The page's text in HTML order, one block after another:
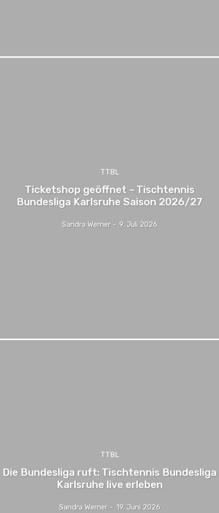
TTBL
Ticketshop geöffnet – Tischtennis
Bundesliga Karlsruhe Saison 2026/27
Sandra Werner - 9. Juli 2026
TTBL
Die Bundesliga ruft: Tischtennis Bundesliga
Karlsruhe live erleben
Sandra Werner - 19. Juni 2026